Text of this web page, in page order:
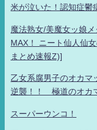
米が泣いた！認知症鬱
魔法熟女/美魔女ッ娘
MAX！ ニート仙人仙
まとめ速報Z)]
乙女系腐男子のオカ
逆襲！！ 極道のオカ
スーパーウンコ！